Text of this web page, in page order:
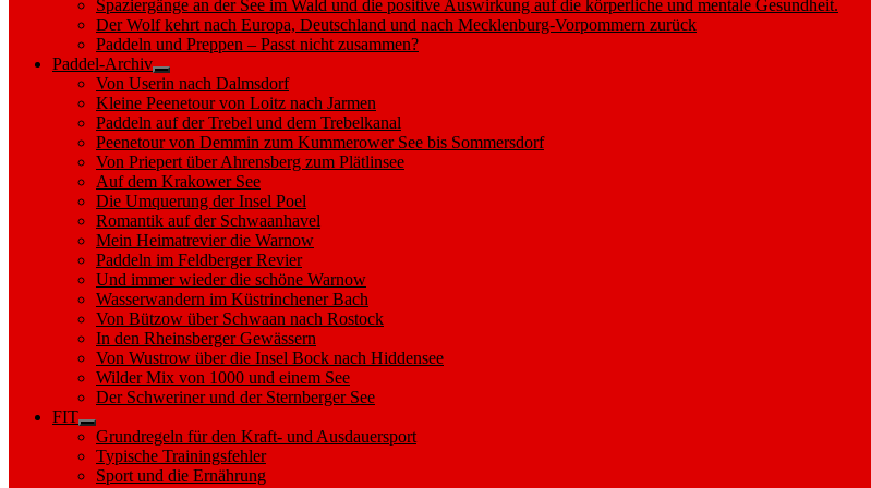
Spaziergänge an der See im Wald und die positive Auswirkung auf die körperliche und mentale Gesundheit.
Der Wolf kehrt nach Europa, Deutschland und nach Mecklenburg-Vorpommern zurück
Paddeln und Preppen – Passt nicht zusammen?
Paddel-Archiv
Show
sub
menu
Von Userin nach Dalmsdorf
Kleine Peenetour von Loitz nach Jarmen
Paddeln auf der Trebel und dem Trebelkanal
Peenetour von Demmin zum Kummerower See bis Sommersdorf
Von Priepert über Ahrensberg zum Plätlinsee
Auf dem Krakower See
Die Umquerung der Insel Poel
Romantik auf der Schwaanhavel
Mein Heimatrevier die Warnow
Paddeln im Feldberger Revier
Und immer wieder die schöne Warnow
Wasserwandern im Küstrinchener Bach
Von Bützow über Schwaan nach Rostock
In den Rheinsberger Gewässern
Von Wustrow über die Insel Bock nach Hiddensee
Wilder Mix von 1000 und einem See
Der Schweriner und der Sternberger See
FIT
Show
sub
menu
Grundregeln für den Kraft- und Ausdauersport
Typische Trainingsfehler
Sport und die Ernährung